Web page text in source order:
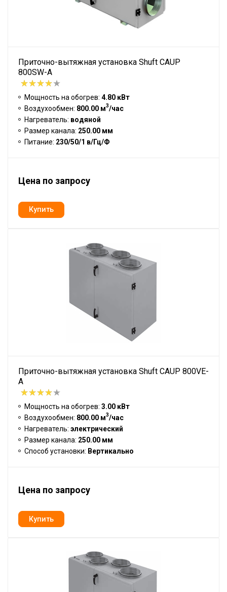
Приточно-вытяжная установка Shuft CAUP
800SW-A
Мощность на обогрев: 4.80 кВт
Воздухообмен: 800.00 м3/час
Нагреватель: водяной
Размер канала: 250.00 мм
Питание: 230/50/1 в/Гц/Ф
Цена по запросу
Приточно-вытяжная установка Shuft CAUP 800VE-
A
Мощность на обогрев: 3.00 кВт
Воздухообмен: 800.00 м3/час
Нагреватель: электрический
Размер канала: 250.00 мм
Способ установки: Вертикально
Цена по запросу